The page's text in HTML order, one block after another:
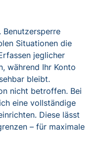
Situationen die
jeglicher
während Ihr Konto
bleibt.
nicht betroffen. Bei
eine vollständige
Diese lässt
– für maximale